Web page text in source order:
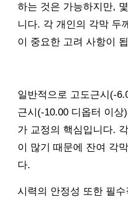
하는 것은 가능하지만,
니다. 각 개인의 각막 두
이 중요한 고려 사항이
일반적으로 고도근시(-
근시(-10.00 디옵터 이
가 교정의 핵심입니다.
이 많기 때문에 잔여 각
다.
시력의 안정성 또한 필